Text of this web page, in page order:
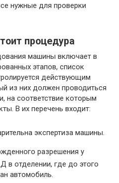
нужные для проверки
процедура
машины включает в
этапов, список
действующим
из них должен проводиться
на соответствие которым
В их перечень входит:
экспертиза машины.
разрешения у
в отделении, где до этого
автомобиль.